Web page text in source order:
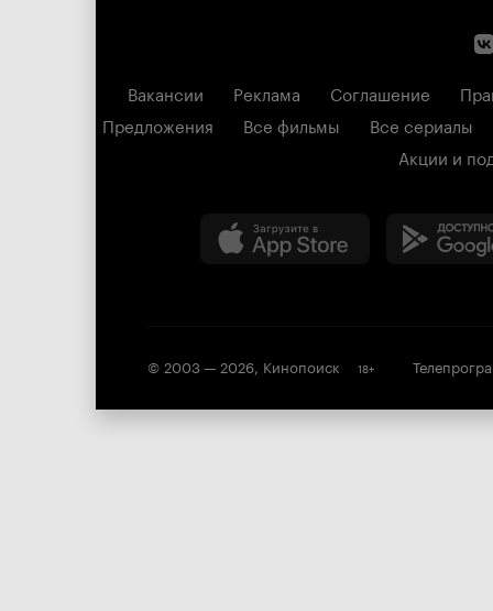
Вакансии Реклама Соглашение
Предложения
Все фильмы
Все сериалы
Акции и
© 2003 — 2026, Кинопоиск 18+